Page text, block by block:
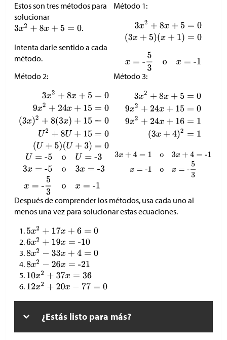
Estos son tres métodos para
solucionar
.
Intenta darle sentido a cada
método.
Método 1:
Método 2: Método 3:
Después de comprender los métodos, usa cada uno al
menos una vez para solucionar estas ecuaciones.
¿Estás listo para más?